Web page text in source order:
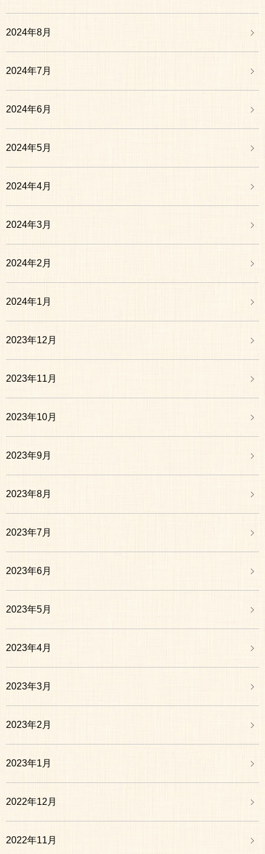
2024年8月
2024年7月
2024年6月
2024年5月
2024年4月
2024年3月
2024年2月
2024年1月
2023年12月
2023年11月
2023年10月
2023年9月
2023年8月
2023年7月
2023年6月
2023年5月
2023年4月
2023年3月
2023年2月
2023年1月
2022年12月
2022年11月